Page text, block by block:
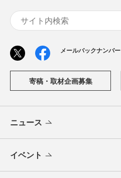
メールバックナンバー
寄稿・取材企画募集
ニュース
イベント